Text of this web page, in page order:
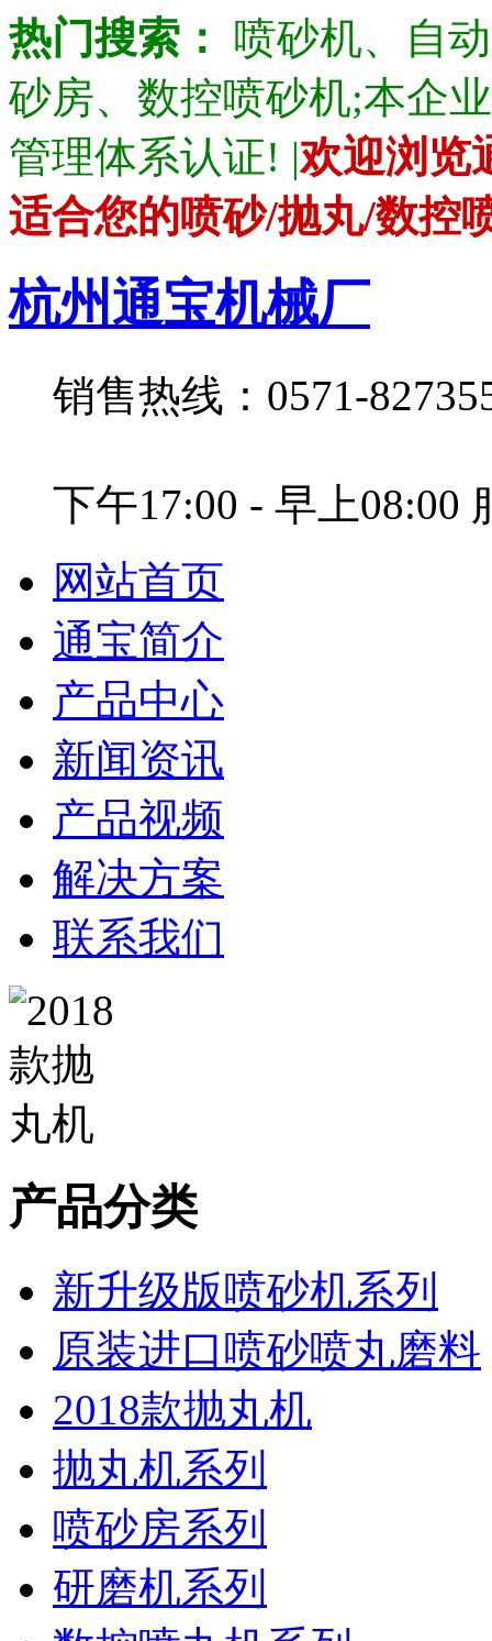
热门搜索：
喷砂机、自
砂房、数控喷砂机;本企
管理体系认证! |欢迎浏览
适合您的喷砂/抛丸/数控
杭州通宝机械厂
销售热线：0571-
下午17:00 - 早上08:00
网站首页
通宝简介
产品中心
新闻资讯
产品视频
解决方案
联系我们
产品分类
新升级版喷砂机系列
原装进口喷砂喷丸磨料
2018款抛丸机
抛丸机系列
喷砂房系列
研磨机系列